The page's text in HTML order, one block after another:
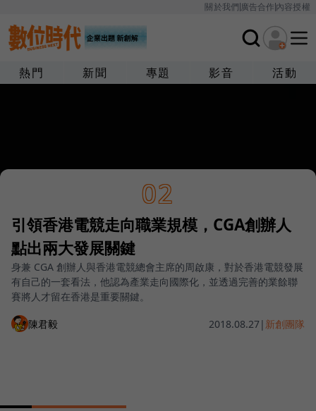
關於我們廣告合作內容授權
熱門 新聞 專題 影音 活動
02
引領香港電競走向職業規模，CGA創辦人
點出兩大發展關鍵
身兼 CGA 創辦人與香港電競總會主席的周啟康，對於香港電競發展
有自己的一套看法，他認為產業走向國際化，並透過完善的業餘聯
賽將人才留在香港是重要關鍵。
陳君毅 2018.08.27| 新創團隊